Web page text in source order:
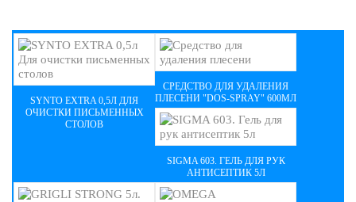
SYNTO EXTRA 0,5Л ДЛЯ
ОЧИСТКИ ПИСЬМЕННЫХ
СТОЛОВ
СРЕДСТВО ДЛЯ УДАЛЕНИЯ
ПЛЕСЕНИ "DOS-SPRAY" 600МЛ
SIGMA 603. ГЕЛЬ ДЛЯ РУК
АНТИСЕПТИК 5Л